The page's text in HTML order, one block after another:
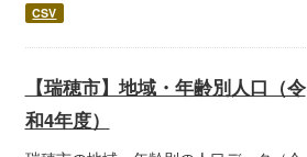
CSV
【瑞穂市】地域・年齢別人口（令
和4年度）